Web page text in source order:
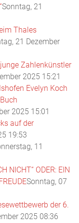
Sonntag, 21
Thales
21 Dezember
Zahlenkünstler
2025 15:21
Evelyn Koch
2025 15:01
auf der
19:53
11
NICHT“ ODER: EIN
Sonntag, 07
der 6.
2025 08:36